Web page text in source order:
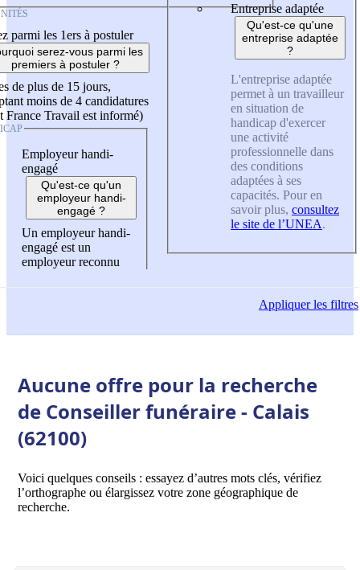
parmi les 1ers à postuler
serez-vous parmi les
premiers à postuler ?
de plus de 15 jours,
moins de 4 candidatures
France Travail est informé)
Employeur handi-
engagé
Qu'est-ce qu'un
employeur handi-
engagé ?
Un employeur handi-
engagé est un
employeur reconnu
Entreprise adaptée
Qu'est-ce qu'une
entreprise adaptée
?
L'entreprise adaptée
permet à un travailleur
en situation de
handicap d'exercer
une activité
professionnelle dans
des conditions
adaptées à ses
capacités. Pour en
savoir plus, consultez
le site de l’UNEA.
Appliquerles filtres
Aucune offre pour la recherche
de Conseiller funéraire - Calais
(62100)
Voici quelques conseils : essayez d’autres mots clés, vérifiez
l’orthographe ou élargissez votre zone géographique de
recherche.